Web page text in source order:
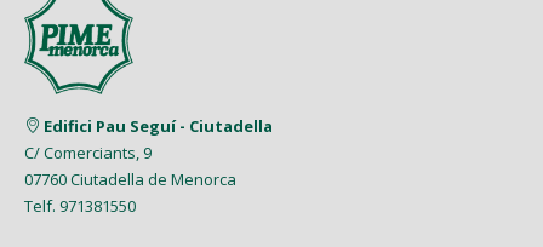
Edifici Pau Seguí - Ciutadella
C/ Comerciants, 9
07760 Ciutadella de Menorca
Telf. 971381550